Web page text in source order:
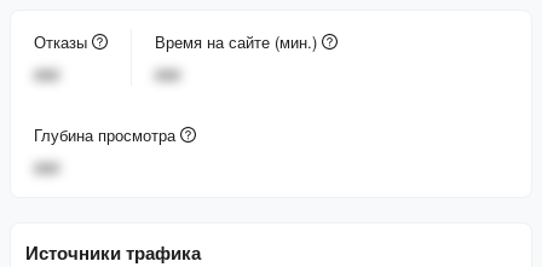
Отказы
###
Время на сайте (мин.)
###
Глубина просмотра
###
Источники трафика